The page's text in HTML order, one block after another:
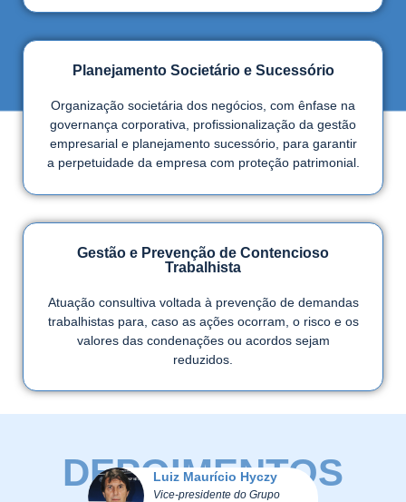
Planejamento Societário e Sucessório
Organização societária dos negócios, com ênfase na
governança corporativa, profissionalização da gestão
empresarial e planejamento sucessório, para garantir
a perpetuidade da empresa com proteção patrimonial.
Gestão e Prevenção de Contencioso
Trabalhista
Atuação consultiva voltada à prevenção de demandas
trabalhistas para, caso as ações ocorram, o risco e os
valores das condenações ou acordos sejam
reduzidos.
DEPOIMENTOS
Luiz Maurício Hyczy
Vice-presidente do Grupo